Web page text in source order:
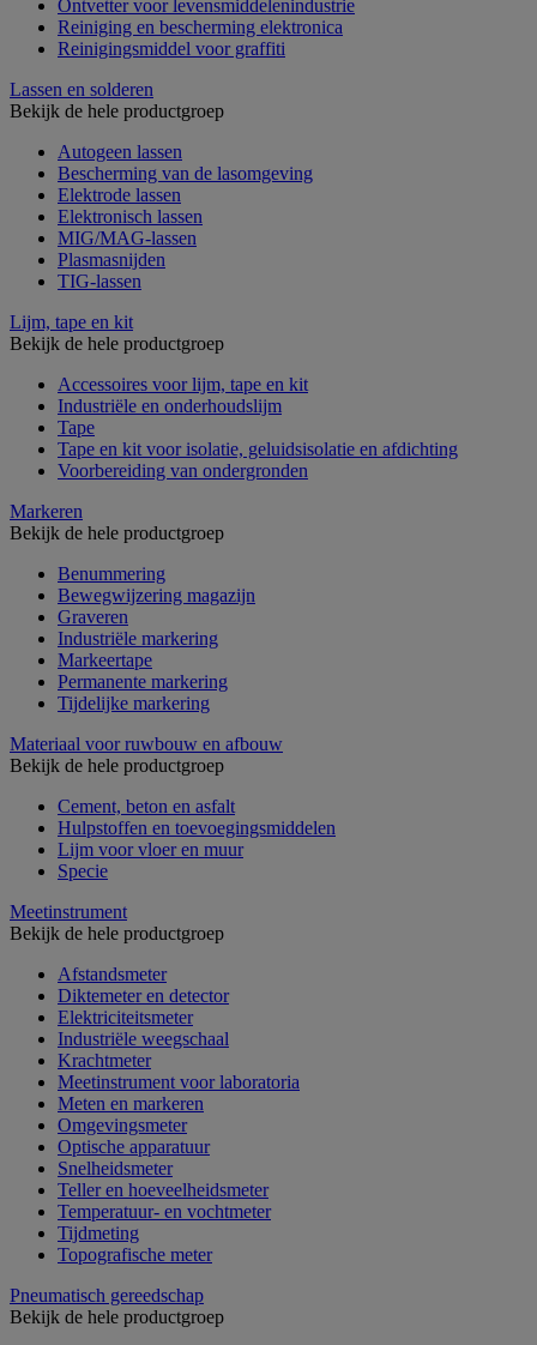
Ontvetter voor levensmiddelenindustrie
Reiniging en bescherming elektronica
Reinigingsmiddel voor graffiti
Lassen en solderen
Bekijk de hele productgroep
Autogeen lassen
Bescherming van de lasomgeving
Elektrode lassen
Elektronisch lassen
MIG/MAG-lassen
Plasmasnijden
TIG-lassen
Lijm, tape en kit
Bekijk de hele productgroep
Accessoires voor lijm, tape en kit
Industriële en onderhoudslijm
Tape
Tape en kit voor isolatie, geluidsisolatie en afdichting
Voorbereiding van ondergronden
Markeren
Bekijk de hele productgroep
Benummering
Bewegwijzering magazijn
Graveren
Industriële markering
Markeertape
Permanente markering
Tijdelijke markering
Materiaal voor ruwbouw en afbouw
Bekijk de hele productgroep
Cement, beton en asfalt
Hulpstoffen en toevoegingsmiddelen
Lijm voor vloer en muur
Specie
Meetinstrument
Bekijk de hele productgroep
Afstandsmeter
Diktemeter en detector
Elektriciteitsmeter
Industriële weegschaal
Krachtmeter
Meetinstrument voor laboratoria
Meten en markeren
Omgevingsmeter
Optische apparatuur
Snelheidsmeter
Teller en hoeveelheidsmeter
Temperatuur- en vochtmeter
Tijdmeting
Topografische meter
Pneumatisch gereedschap
Bekijk de hele productgroep